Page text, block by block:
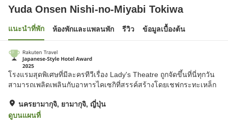
Yuda Onsen Nishi-no-Miyabi Tokiwa
แนะนำที่พัก ห้องพักและแพลนพัก รีวิว ข้อมูลเบื้องต้น
โรงแรมสุดพิเศษที่มีละครทีวีเรื่อง Lady's Theatre ถูกจัดขึ้นที่นี่ทุกวัน
สามารถเพลิดเพลินกับอาหารไคเซกิที่สรรค์สร้างโดยเชฟกระทะเหล็ก
นครยามากุจิ, ยามากุจิ, ญี่ปุ่น
ดูบนแผนที่